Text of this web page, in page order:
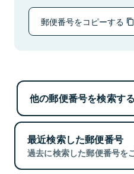
郵便番号をコピーする
他の郵便番号を検索する
最近検索した郵便番号
過去に検索した郵便番号を